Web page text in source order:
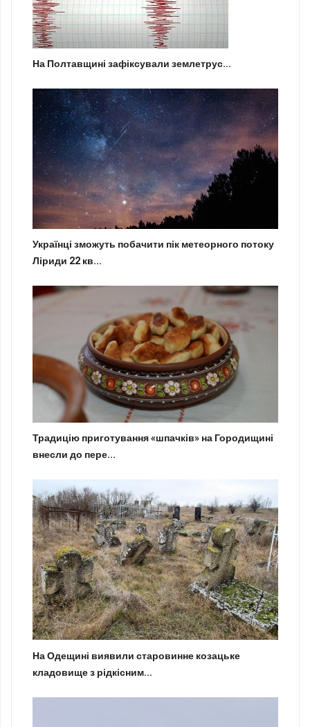
На Полтавщині зафіксували землетрус...
Українці зможуть побачити пік метеорного потоку
Ліриди 22 кв...
Традицію приготування «шпачків» на Городищині
внесли до пере...
На Одещині виявили старовинне козацьке
кладовище з рідкісним...